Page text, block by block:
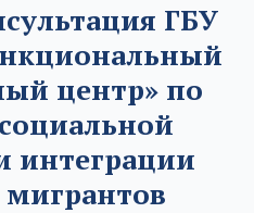
ГБУ
центр» по
интеграции